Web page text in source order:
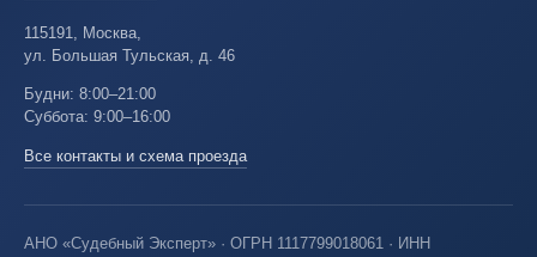
115191, Москва,
ул. Большая Тульская, д. 46
Будни: 8:00–21:00
Суббота: 9:00–16:00
Все контакты и схема проезда
АНО «Судебный Эксперт» · ОГРН 1117799018061 · ИНН